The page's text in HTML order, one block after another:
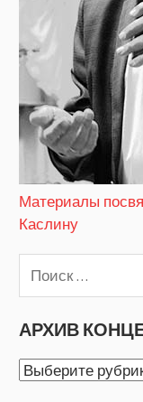
Материалы
Каслину
АРХИВ
АРХИВ